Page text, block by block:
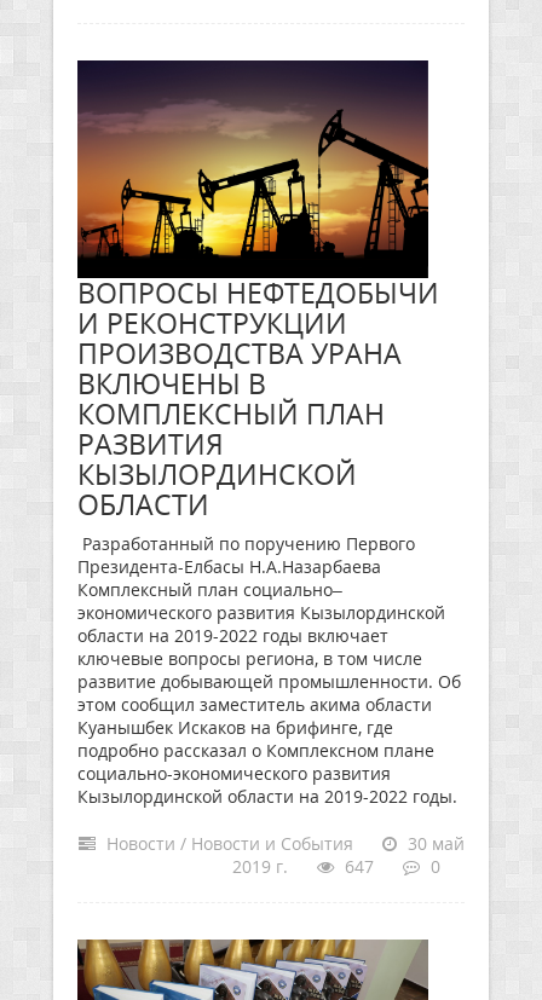
ВОПРОСЫ НЕФТЕДОБЫЧИ
И РЕКОНСТРУКЦИИ
ПРОИЗВОДСТВА УРАНА
ВКЛЮЧЕНЫ В
КОМПЛЕКСНЫЙ ПЛАН
РАЗВИТИЯ
КЫЗЫЛОРДИНСКОЙ
ОБЛАСТИ
Разработанный по поручению Первого
Президента-Елбасы Н.А.Назарбаева
Комплексный план социально–
экономического развития Кызылординской
области на 2019-2022 годы включает
ключевые вопросы региона, в том числе
развитие добывающей промышленности. Об
этом сообщил заместитель акима области
Куанышбек Искаков на брифинге, где
подробно рассказал о Комплексном плане
социально-экономического развития
Кызылординской области на 2019-2022 годы.
Новости / Новости и События
30 май
2019 г.
647 0